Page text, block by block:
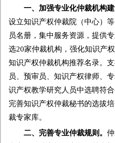
一、加强专业化仲裁机构建
设立知识产权仲裁院（中心）
员名册，集中服务资源，提供
选20家仲裁机构，强化知识产
知识产权仲裁机构推荐名录。
员、预审员、知识产权律师、
识产权教学研究人员中选聘符
完善知识产权仲裁秘书的选拔
裁专家库。
二、完善专业仲裁规则。